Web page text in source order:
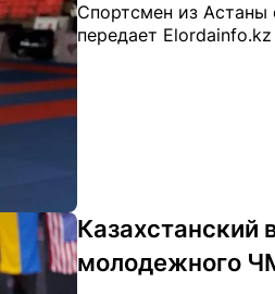
Спортсмен из
передает
Казахстанский
молодежного